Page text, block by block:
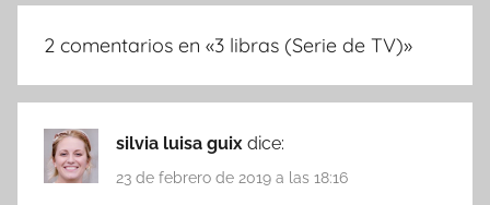
2 comentarios en «3 libras (Serie de TV)»
silvia luisa guix dice:
23 de febrero de 2019 a las 18:16